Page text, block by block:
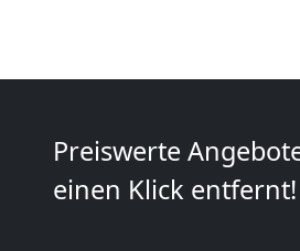
Preiswerte
einen Klick entfernt!
Möbeltransport